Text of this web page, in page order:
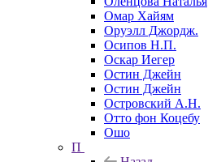
Омар Хайям
Оруэлл Джордж.
Осипов Н.П.
Оскар Иегер
Остин Джейн
Остин Джейн
Островский А.Н.
Отто фон Коцебу
Ошо
П